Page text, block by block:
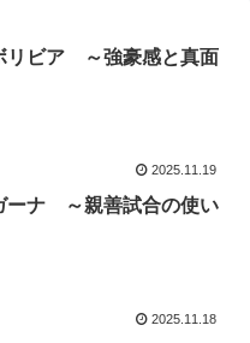
リビア ～強豪感と真面
2025.11.19
ーナ ～親善試合の使い
2025.11.18